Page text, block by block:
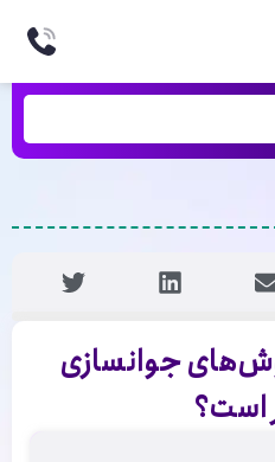
جوانسازی
است؟